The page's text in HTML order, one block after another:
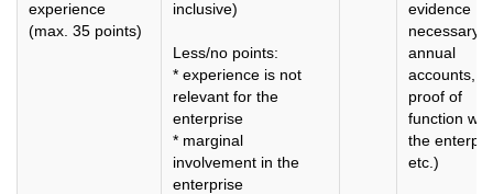
experience
(max. 35 points)
inclusive)
Less/no points:
* experience is not
relevant for the
enterprise
* marginal
involvement in the
enterprise
evidence
necessary
annual
accounts,
proof of
function
the
etc.)